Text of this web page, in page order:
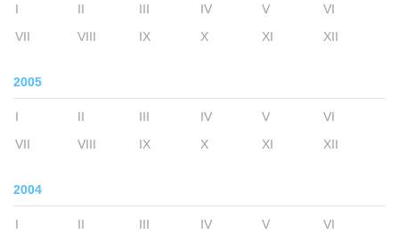
I II III IV V
VI
VII
VIII IX X XI XII
2005
I II III IV V
VI
VII
VIII IX X XI XII
2004
I II III IV V
VI